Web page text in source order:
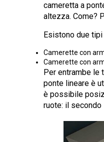
cameretta a
altezza. Come?
Esistono due
Camerette con
Camerette con
Per entrambe
ponte lineare è
è possibile
ruote: il